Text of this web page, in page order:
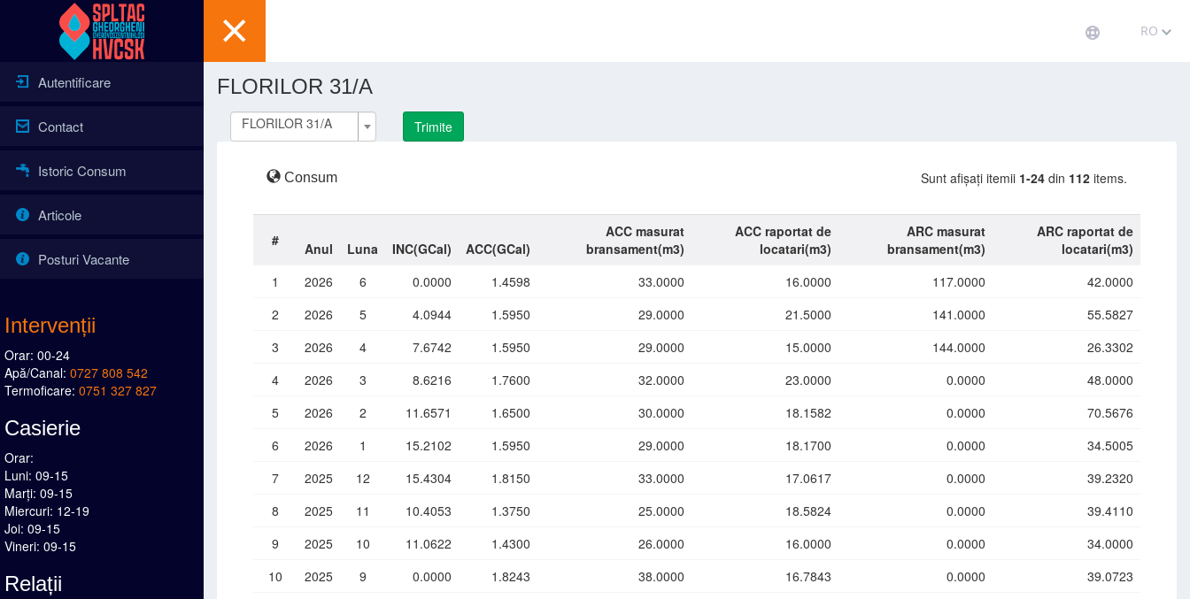
RO
Autentificare
Contact
Istoric Consum
Articole
Posturi Vacante
Intervenții
Orar: 00-24
Apă/Canal: 0727 808 542
Termoficare: 0751 327 827
Casierie
Orar:
Luni: 09-15
Marți: 09-15
Miercuri: 12-19
Joi: 09-15
Vineri: 09-15
Relații
FLORILOR 31/A
FLORILOR 31/A Trimite
Sunt afișați itemii 1-24 din 112 items.
Consum
# Anul Luna INC(GCal) ACC(GCal)
ACC masurat
bransament(m3)
ACC raportat de
locatari(m3)
ARC masurat
bransament(m3)
ARC raportat de
locatari(m3)
1
2026 6 0.0000 1.4598 33.0000 16.0000 117.0000
42.0000
2
2026 5 4.0944 1.5950 29.0000 21.5000 141.0000
55.5827
3
2026 4 7.6742 1.5950 29.0000 15.0000 144.0000
26.3302
4
2026 3 8.6216 1.7600 32.0000 23.0000 0.0000
48.0000
5
2026 2 11.6571 1.6500 30.0000 18.1582 0.0000
70.5676
6
2026 1 15.2102 1.5950 29.0000 18.1700 0.0000
34.5005
7
2025 12 15.4304 1.8150 33.0000 17.0617 0.0000
39.2320
8
2025 11 10.4053 1.3750 25.0000 18.5824 0.0000
39.4110
9
2025 10 11.0622 1.4300 26.0000 16.0000 0.0000
34.0000
10
2025 9 0.0000 1.8243 38.0000 16.7843 0.0000
39.0723